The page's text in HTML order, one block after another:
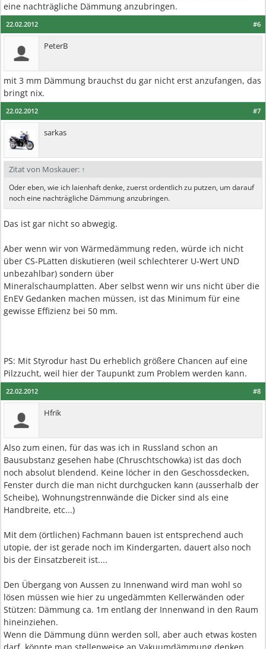
eine nachträgliche Dämmung anzubringen.
#6
22.02.2012
PeterB
mit 3 mm Dämmung brauchst du gar nicht erst anzufangen, das
bringt nix.
#7
22.02.2012
sarkas
Zitat von Moskauer: ↑
Oder eben, wie ich laienhaft denke, zuerst ordentlich zu putzen, um darauf
noch eine nachträgliche Dämmung anzubringen.
Das ist gar nicht so abwegig.
Aber wenn wir von Wärmedämmung reden, würde ich nicht
über CS-PLatten diskutieren (weil schlechterer U-Wert UND
unbezahlbar) sondern über
Mineralschaumplatten. Aber selbst wenn wir uns nicht über die
EnEV Gedanken machen müssen, ist das Minimum für eine
gewisse Effizienz bei 50 mm.
PS: Mit Styrodur hast Du erheblich größere Chancen auf eine
Pilzzucht, weil hier der Taupunkt zum Problem werden kann.
#8
22.02.2012
Hfrik
Also zum einen, für das was ich in Russland schon an
Bausubstanz gesehen habe (Chruschtschowka) ist das doch
noch absolut blendend. Keine löcher in den Geschossdecken,
Fenster durch die man nicht durchgucken kann (ausserhalb der
Scheibe), Wohnungstrennwände die Dicker sind als eine
Handbreite, etc...)
Mit dem (örtlichen) Fachmann bauen ist entsprechend auch
utopie, der ist gerade noch im Kindergarten, dauert also noch
bis der Einsatzbereit ist....
Den Übergang von Aussen zu Innenwand wird man wohl so
lösen müssen wie hier zu ungedämmten Kellerwänden oder
Stützen: Dämmung ca. 1m entlang der Innenwand in den Raum
hineinziehen.
Wenn die Dämmung dünn werden soll, aber auch etwas kosten